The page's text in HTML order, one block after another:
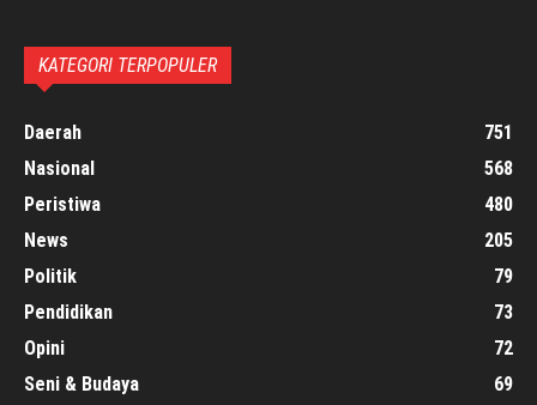
KATEGORI TERPOPULER
Daerah
751
Nasional
568
Peristiwa
480
News
205
Politik
79
Pendidikan
73
Opini
72
Seni & Budaya
69